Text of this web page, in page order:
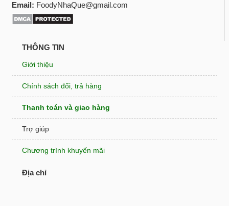
Email: FoodyNhaQue@gmail.com
THÔNG TIN
Giới thiệu
Chính sách đổi, trả hàng
Thanh toán và giao hàng
Trợ giúp
Chương trình khuyến mãi
Địa chỉ